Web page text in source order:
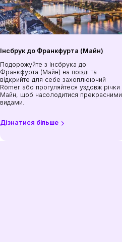
Інсбрук до Франкфурта (Майн)
Подорожуйте з Інсбрука до
Франкфурта (Майн) на поїзді та
відкрийте для себе захоплюючий
Römer або прогуляйтеся уздовж річки
Майн, щоб насолодитися прекрасними
видами.
Дізнатися більше